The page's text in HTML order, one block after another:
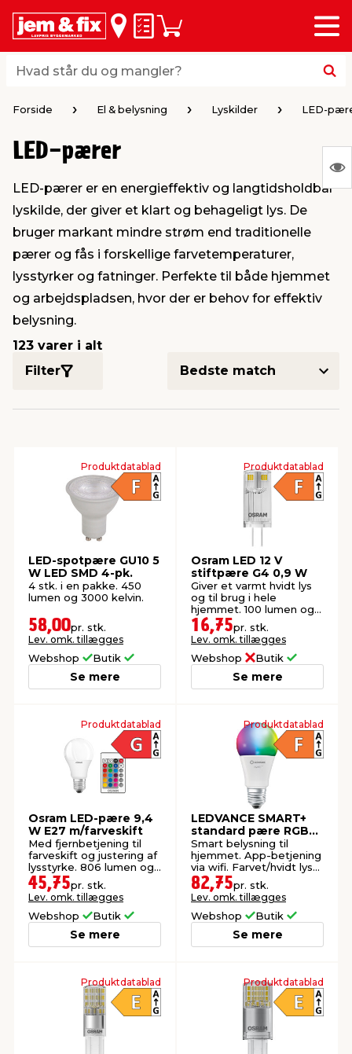
Hvad står du og mangler?
Hvad står du og mangler?
Huskeseddel
Indkøbskurv
Menu
loft & vægge
vinduer
brædder
& ukrudt
& varme
& ophæng
& opbevaring
& persienner
& standere
& syltning
& armatur
& ventilation
kloak
Home
& kemikalier
& fugemasse
af værktøj
maskiner
& spande
underholdning
Forside El & belysning Lyskilder LED-
LED-pærer
LED-pærer er en energieffektiv og langtidsholdbar
lyskilde, der giver et klart og behageligt lys. De
bruger markant mindre strøm end traditionelle
pærer og fås i forskellige farvetemperaturer,
lysstyrker og fatninger. Perfekte til både hjemmet
og arbejdspladsen, hvor der er behov for effektiv
belysning.
123 varer i alt
Filter
Produktdatablad
LED-spotpære GU10 5
W LED SMD 4-pk.
4 stk. i en pakke. 450
lumen og 3000 kelvin.
58,00pr. stk.
Lev. omk. tillægges
Webshop Butik
Se mere
Produktdatablad
Osram LED 12 V
stiftpære G4 0,9 W
Giver et varmt hvidt lys
og til brug i hele
hjemmet. 100 lumen og
2700 kelvin.
16,75pr. stk.
Lev. omk. tillægges
Webshop Butik
Se mere
Produktdatablad
Osram LED-pære 9,4
W E27 m/farveskift
Med fjernbetjening til
farveskift og justering af
lysstyrke. 806 lumen og
2700 kelvin.
45,75pr. stk.
Lev. omk. tillægges
Webshop Butik
Se mere
Produktdatablad
LEDVANCE SMART+
standard pære RGBW
E27 9 W
Smart belysning til
hjemmet. App-betjening
via wifi. Farvet/hvidt lys
(RGB+TW).
82,75pr. stk.
Lev. omk. tillægges
Webshop Butik
Se mere
Produktdatablad Produktdatablad